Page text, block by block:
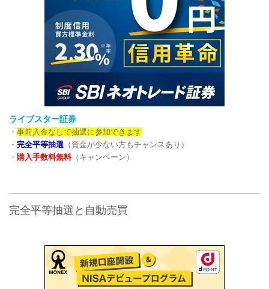
ライブスター証券
・ 事前入金なしで抽選に参加できます
・ 完全平等抽選 （資金が少ない方もチャンスあり）
・ 購入手数料無料（キャンペーン）
完全平等抽選と自動売買